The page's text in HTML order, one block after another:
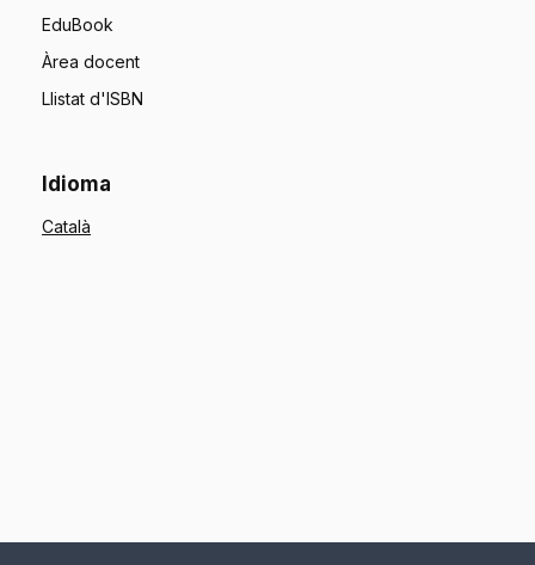
EduBook
Àrea docent
Llistat d'ISBN
Idioma